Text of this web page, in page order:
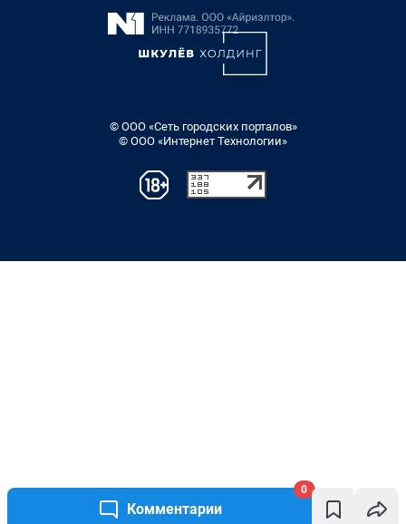
Комментарии
0
© ООО «Сеть городских порталов»
© ООО «Интернет Технологии»